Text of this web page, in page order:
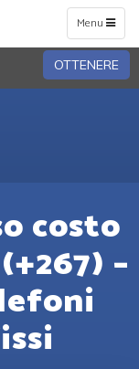
Toggle
navigation
Menu
OTTENERE
costo
–